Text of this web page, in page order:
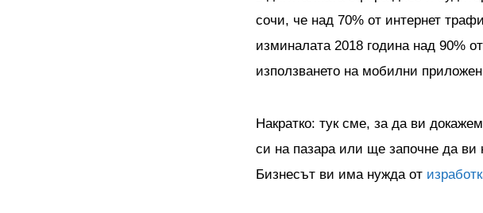
сочи, че над 70% от интернет
изминалата 2018 година над 90%
използването на мобилни
Накратко: тук сме, за да ви
си на пазара или ще започне да
Бизнесът ви има нужда от